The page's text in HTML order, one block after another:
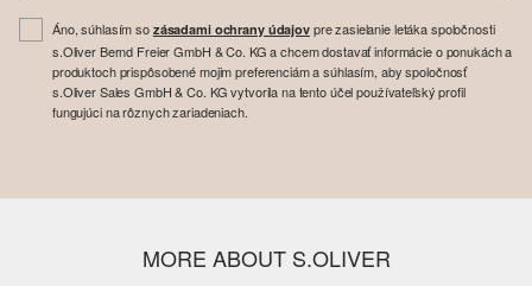
Áno, súhlasím so zásadami ochrany údajovpre zasielanie letáka spoločnosti
s.Oliver Bernd Freier GmbH & Co. KG a chcem dostavať informácie o ponukách a
produktoch prispôsobené mojim preferenciám a súhlasím, aby spoločnosť
s.Oliver Sales GmbH & Co. KG vytvorila na tento účel používateľský profil
fungujúci na rôznych zariadeniach.
MORE ABOUT S.OLIVER